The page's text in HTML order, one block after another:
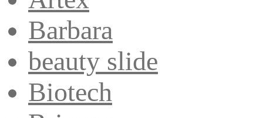
Barbara
beauty slide
Biotech